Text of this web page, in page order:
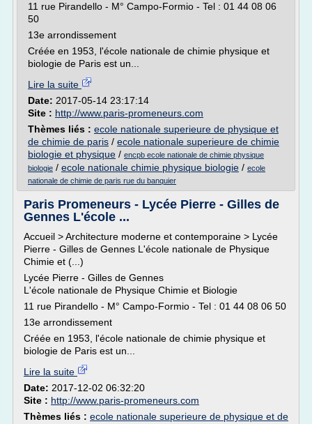
11 rue Pirandello - M° Campo-Formio - Tel : 01 44 08 06
50
13e arrondissement
Créée en 1953, l'école nationale de chimie physique et
biologie de Paris est un...
Lire la suite
Date: 2017-05-14 23:17:14
Site : http://www.paris-promeneurs.com
Thèmes liés : ecole nationale superieure de physique et
de chimie de paris / ecole nationale superieure de chimie
biologie et physique / encpb ecole nationale de chimie physique
biologie / ecole nationale chimie physique biologie / ecole
nationale de chimie de paris rue du banquier
Paris Promeneurs - Lycée Pierre - Gilles de
Gennes L'école ...
Accueil > Architecture moderne et contemporaine > Lycée
Pierre - Gilles de Gennes L'école nationale de Physique
Chimie et (...)
Lycée Pierre - Gilles de Gennes
L'école nationale de Physique Chimie et Biologie
11 rue Pirandello - M° Campo-Formio - Tel : 01 44 08 06 50
13e arrondissement
Créée en 1953, l'école nationale de chimie physique et
biologie de Paris est un...
Lire la suite
Date: 2017-12-02 06:32:20
Site : http://www.paris-promeneurs.com
Thèmes liés : ecole nationale superieure de physique et de